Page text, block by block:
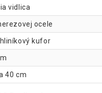
vidlica
ocele
kufor
40 cm